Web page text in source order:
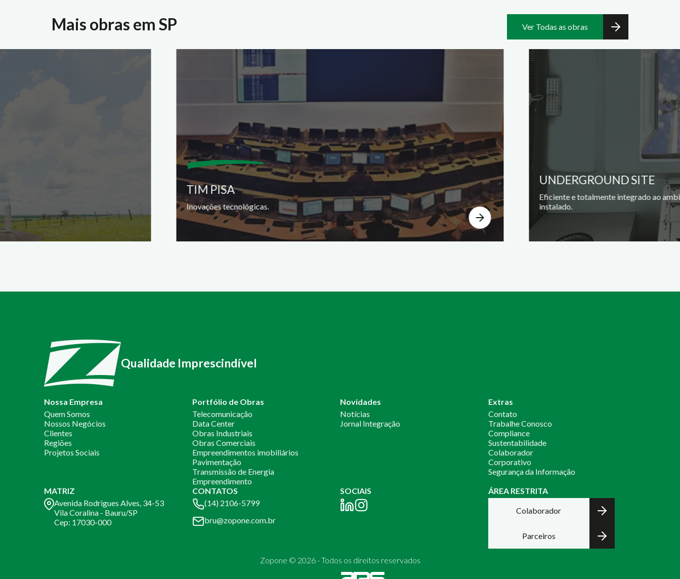
Mais obras em SP Ver Todas as obras
TIM PISA
Inovações tecnológicas.
UNDERGROUND SITE
Eficiente e totalmente integrado ao
instalado.
Qualidade Imprescindível
Nossa Empresa
Quem Somos
Nossos Negócios
Clientes
Regiões
Projetos Sociais
Portfólio de Obras
Telecomunicação
Data Center
Obras Industriais
Obras Comerciais
Empreendimentos imobiliários
Pavimentação
Transmissão de Energia
Empreendimento
Novidades
Notícias
Jornal Integração
Extras
Contato
Trabalhe Conosco
Compliance
Sustentabilidade
Colaborador
Corporativo
Segurança da Informação
MATRIZ
Avenida Rodrigues Alves, 34-53
Vila Coralina - Bauru/SP
Cep: 17030-000
CONTATOS
(14) 2106-5799
bru@zopone.com.br
SOCIAIS ÁREA RESTRITA
Colaborador
Parceiros
Zopone © 2026 - Todos os direitos reservados